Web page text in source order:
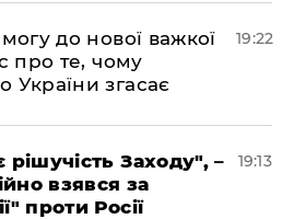
до нової важкої
про те, чому
України згасає
19:22
рішучість Заходу", –
взявся за
проти Росії
19:13